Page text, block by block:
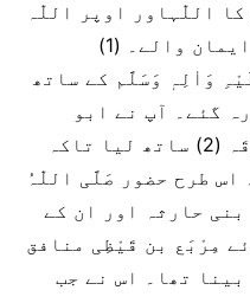
ان کا اللّٰہاور اوپر اللّٰہ
والے۔ (1)
وَاٰلِہٖ وَسَلَّم کے ساتھ
گئے۔ آپ نے ابو
خَیْثمہ انصاری کو بطورِ بدرَقَہ (2) ساتھ لیا تاکہ
اس طرح حضور صَلَّی اللّٰہُ
حارثہ اور ان کے
مِرْبَع بن قَیْظِی منافق
تھا۔ اس نے جب